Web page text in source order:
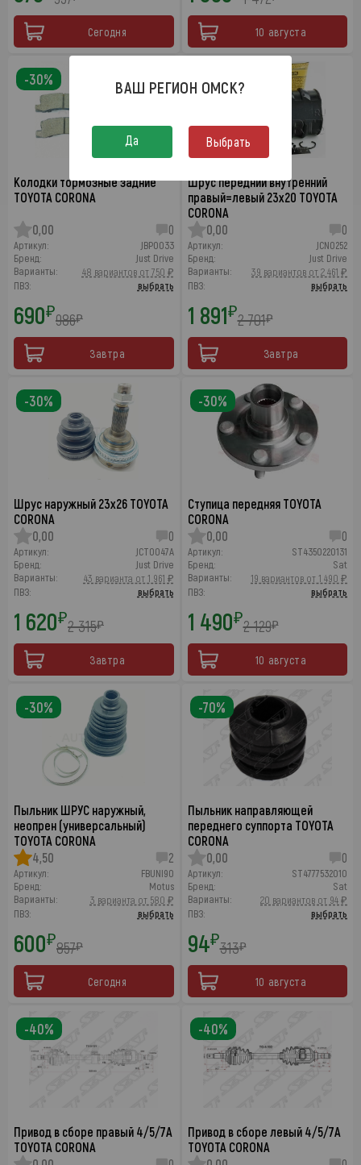
Сегодня 10 августа
Колодки тормозные задние
TOYOTA CORONA
0,00 0
Артикул:
JBP0033
Бренд:
Just Drive
Варианты:
48 вариантов от 750 ₽
ПВЗ:
выбрать
690₽986₽
Завтра
-30%
Шрус передний внутренний
правый=левый 23x20 TOYOTA
CORONA
0,00
0
Артикул:
JCN0252
Бренд:
Just Drive
Варианты:
39 вариантов от 2 461 ₽
ПВЗ:
выбрать
1 891₽2 701₽
Завтра
-30%
Шpус наружный 23x26 TOYOTA
CORONA
0,00
0
Артикул:
JCT0047A
Бренд:
Just Drive
Варианты:
43 варианта от 1 961 ₽
ПВЗ:
выбрать
1 620₽2 315₽
Завтра
-30%
Ступица передняя TOYOTA
CORONA
0,00
0
Артикул:
ST4350220131
Бренд:
Sat
Варианты:
19 вариантов от 1 490 ₽
ПВЗ:
выбрать
1 490₽2 129₽
10 августа
-30%
Пыльник ШРУС наружный,
неопрен (универсальный)
TOYOTA CORONA
4,50
2
Артикул:
FBUNI90
Бренд:
Motus
Варианты:
3 варианта от 580 ₽
ПВЗ:
выбрать
600₽857₽
Сегодня
-30%
Пыльник направляющей
переднего суппорта TOYOTA
CORONA
0,00
0
Артикул:
ST4777532010
Бренд:
Sat
Варианты:
20 вариантов от 94 ₽
ПВЗ:
выбрать
94₽313₽
10 августа
-70%
Привод в сборе правый 4/5/7A
TOYOTA CORONA
-40%
Привод в сборе левый 4/5/7A
TOYOTA CORONA
-40%
ВАШ РЕГИОН ОМСК?
Да Выбрать